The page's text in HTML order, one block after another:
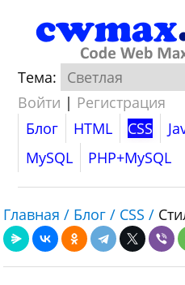
Тема:
Войти | Регистрация
Блог
HTML CSS
MySQL
PHP+MySQL
Главная / Блог / CSS /